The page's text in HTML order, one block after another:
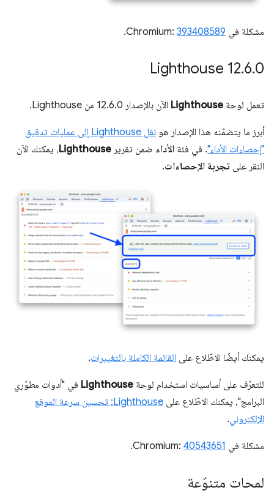
مشكلة في Chromium: 393408589
.
‫Lighthouse 12.6.0
تعمل لوحة Lighthouse الآن بالإصدار 12.6.0 من Lighthouse.
أبرز ما يتضمّنه هذا الإصدار هو
نقل Lighthouse إلى عمليات تدقيق
"إحصاءات الأداء". في فئة الأداء ضمن تقرير Lighthouse، يمكنك الآن
النقر على تجربة الإحصاءات.
يمكنك أيضًا الاطّلاع على القائمة الكاملة بالتغييرات.
للتعرّف على أساسيات استخدام لوحة Lighthouse في "أدوات مطوّري
البرامج"، يمكنك الاطّلاع على
Lighthouse: تحسين سرعة الموقع
الإلكتروني.
مشكلة في Chromium: 40543651
.
لمحات متنوّعة